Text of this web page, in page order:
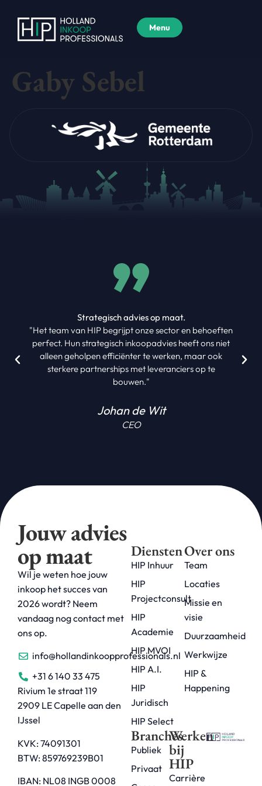
Menu
Gaby Sebel
Strategisch advies op maat.
"Het team van HIP begrijpt onze sector en behoeften
perfect. Hun strategisch inkoopadvies heeft ons niet
alleen geholpen efficiënter te werken, maar ook
sterkere partnerships met leveranciers op te
bouwen."
Johan de Wit
CEO
Jouw advies
op maat
Wil je weten hoe jouw
inkoop het succes van
2026 wordt? Neem
vandaag nog contact met
ons op.
info@hollandinkoopprofessionals.nl
+31 6 140 33 475
Rivium 1e straat 119
2909 LE Capelle aan den
IJssel
KVK: 74091301
BTW: 859769239B01
IBAN: NL08 INGB 0008
Diensten
HIP Inhuur
HIP
Projectconsult
HIP
Academie
HIP MVOI
HIP A.I.
HIP
Juridisch
HIP Select
Over ons
Team
Locaties
Missie en
visie
Duurzaamheid
Werkwijze
HIP &
Happening
Branches
Publiek
Privaat
Werken
bij
HIP
Carrière